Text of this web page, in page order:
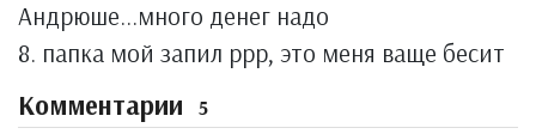
Андрюше...много денег надо
8. папка мой запил ррр, это меня ваще бесит
Комментарии 5